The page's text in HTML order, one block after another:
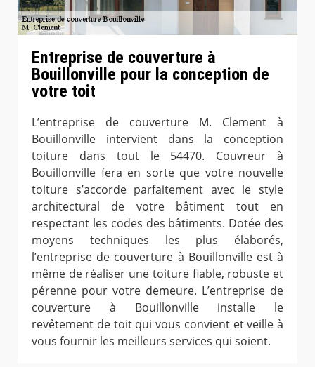
Entreprise de couverture à
Bouillonville pour la conception de
votre toit
L’entreprise de couverture M. Clement à
Bouillonville intervient dans la conception
toiture dans tout le 54470. Couvreur à
Bouillonville fera en sorte que votre nouvelle
toiture s’accorde parfaitement avec le style
architectural de votre bâtiment tout en
respectant les codes des bâtiments. Dotée des
moyens techniques les plus élaborés,
l’entreprise de couverture à Bouillonville est à
même de réaliser une toiture fiable, robuste et
pérenne pour votre demeure. L’entreprise de
couverture à Bouillonville installe le
revêtement de toit qui vous convient et veille à
vous fournir les meilleurs services qui soient.